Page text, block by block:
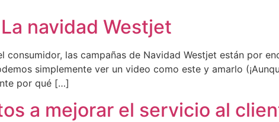
navidad Westjet
las campañas de Navidad Westjet están por
simplemente ver un video como este y amarlo
por qué […]
a mejorar el servicio al